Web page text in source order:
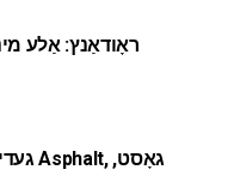
ראָודאַנץ: אַלע